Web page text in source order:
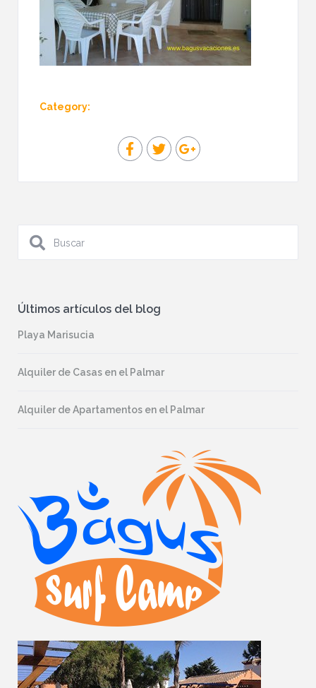
Category:
Últimos artículos del blog
Playa Marisucia
Alquiler de Casas en el Palmar
Alquiler de Apartamentos en el Palmar